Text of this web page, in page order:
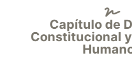
Capítulo de
Constitucional